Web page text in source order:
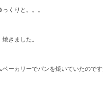
くりと。。。
きました。
ベーカリーでパンを焼いていたので